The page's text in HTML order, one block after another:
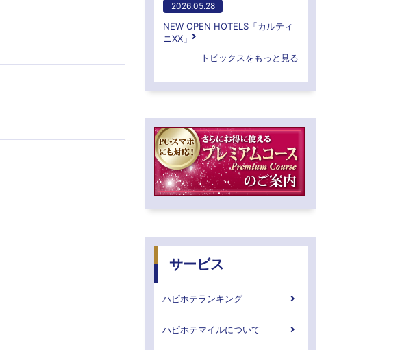
2026.05.28
NEW OPEN HOTELS「カルティ
ニXX」
トピックスをもっと見る
サービス
ハピホテランキング
ハピホテマイルについて